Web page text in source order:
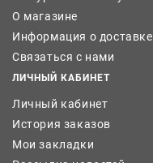
О магазине
Информация о доставке
Связаться с нами
ЛИЧНЫЙ КАБИНЕТ
Личный кабинет
История заказов
Мои закладки